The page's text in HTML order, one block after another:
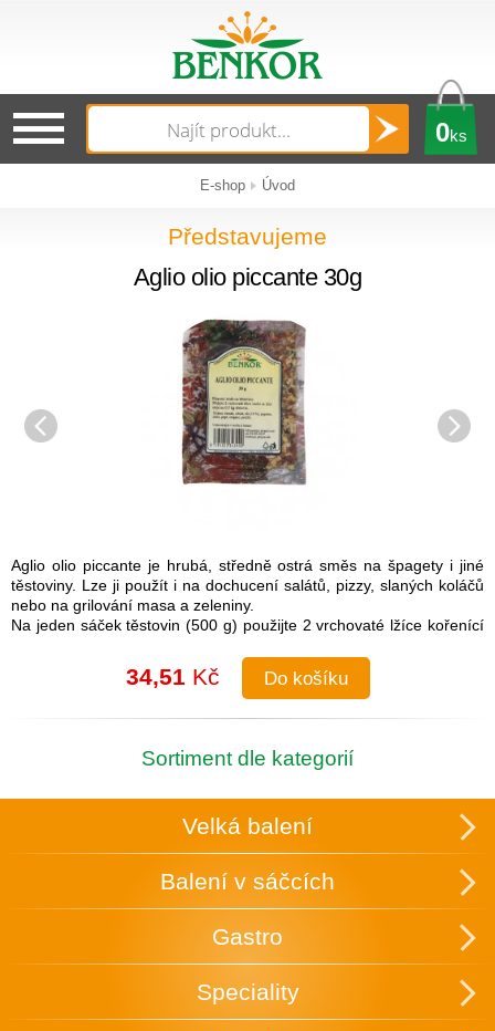
0ks
E-shop Úvod
Představujeme
Aglio olio piccante 30g
Aglio olio piccante je hrubá, středně ostrá směs na špagety i jiné
těstoviny. Lze ji použít i na dochucení salátů, pizzy, slaných koláčů
nebo na grilování masa a zeleniny.
Na jeden sáček těstovin (500 g) použijte 2 vrchovaté lžíce kořenící
Návod na přípravu: Do uvařených těstovin přimíchejte kořenící
směs a lžíci olivového oleje. Je možné také na pánvi olivový olej
rozehřát a koření na něm zlehka opražit, aby se rozvonělo a
následně přidat směs k těstovinám.
v obchodě.
Uchovávejte v suchu a temnu.
34,51Kč Do košíku
Sortiment dle kategorií
Velká balení
Balení v sáčcích
Gastro
Speciality